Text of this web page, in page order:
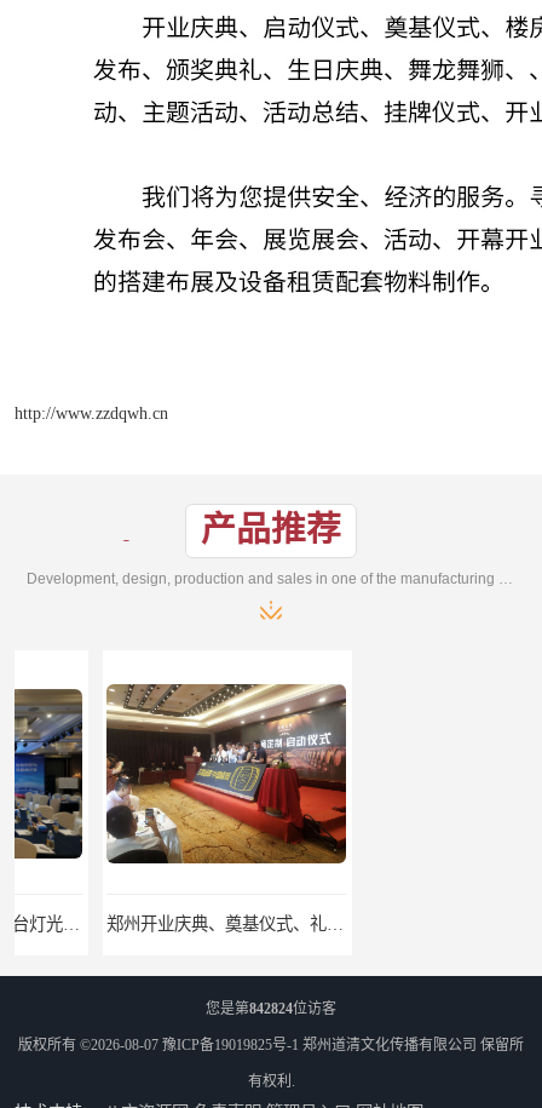
http://www.zzdqwh.cn
产品推荐
郑州开业庆典、奠基仪式、礼仪庆典、活动策划执行
您是第842824位访客
版权所有 ©2026-08-07 豫ICP备19019825号-1 郑州道清文化传播有限公司 保留所
有权利.